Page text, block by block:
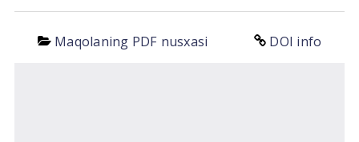
Maqolaning PDF nusxasi DOI info